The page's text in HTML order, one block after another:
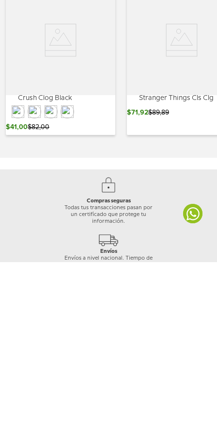
Crush Clog Black
$41,00$82,00
Stranger Things Cls Clg
$71,92$89,89
Compras seguras
Todas tus transacciones pasan por
un certificado que protege tu
información.
Envíos
Envíos a nivel nacional. Tiempo de